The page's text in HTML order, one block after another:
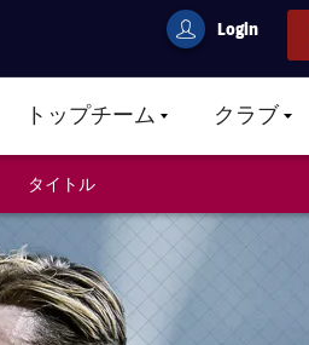
userCulers
Login
トップチームLABEL.ARIA.CARETDOWN
クラブ
タイトル